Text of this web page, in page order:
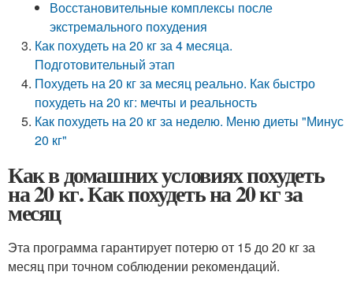
Восстановительные комплексы после
экстремального похудения
Как похудеть на 20 кг за 4 месяца.
Подготовительный этап
Похудеть на 20 кг за месяц реально. Как быстро
похудеть на 20 кг: мечты и реальность
Как похудеть на 20 кг за неделю. Меню диеты "Минус
20 кг"
Как в домашних условиях похудеть
на 20 кг. Как похудеть на 20 кг за
месяц
Эта программа гарантирует потерю от 15 до 20 кг за
месяц при точном соблюдении рекомендаций.